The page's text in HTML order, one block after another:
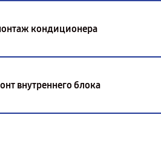
кондиционера
внутреннего блока